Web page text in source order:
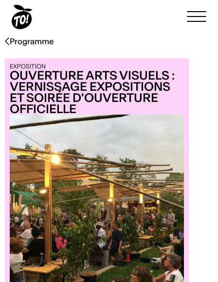
Programme
EXPOSITION
OUVERTURE ARTS VISUELS :
VERNISSAGE EXPOSITIONS
ET SOIRÉE D'OUVERTURE
OFFICIELLE